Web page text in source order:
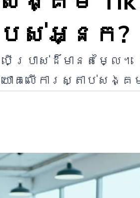
បស់អ្នក?
រាស់ដ៏មានតម្លៃ។
ើការស្តាប់សង្គម